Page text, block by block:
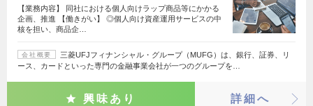
【業務内容】 同社における個人向けラップ商品等にかかる
企画、推進 【働きがい】 ◎個人向け資産運用サービスの中
核を担い、商品企…
会社概要
三菱UFJフィナンシャル・グループ（MUFG）は、銀行、証券、リ
ース、カードといった専門の金融事業会社が一つのグループを…
興味あり 詳細へ